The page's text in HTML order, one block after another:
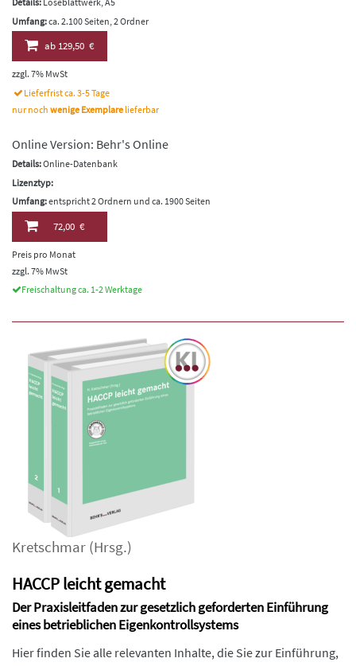
Umfang:ca. 2.100 Seiten, 2 Ordner
ab129,50 €
zzgl. 7% MwSt
Lieferfrist ca. 3-5 Tage
nur noch wenige Exemplare lieferbar
Online Version: Behr's Online
Details:Online-Datenbank
Lizenztyp:
Umfang:entspricht 2 Ordnern und ca. 1900 Seiten
72,00 €
Preis pro Monat
zzgl. 7% MwSt
Freischaltung ca. 1-2 Werktage
Kretschmar (Hrsg.)
HACCP leicht gemacht
Der Praxisleitfaden zur gesetzlich geforderten Einführung
eines betrieblichen Eigenkontrollsystems
Hier finden Sie alle relevanten Inhalte, die Sie zur Einführung,